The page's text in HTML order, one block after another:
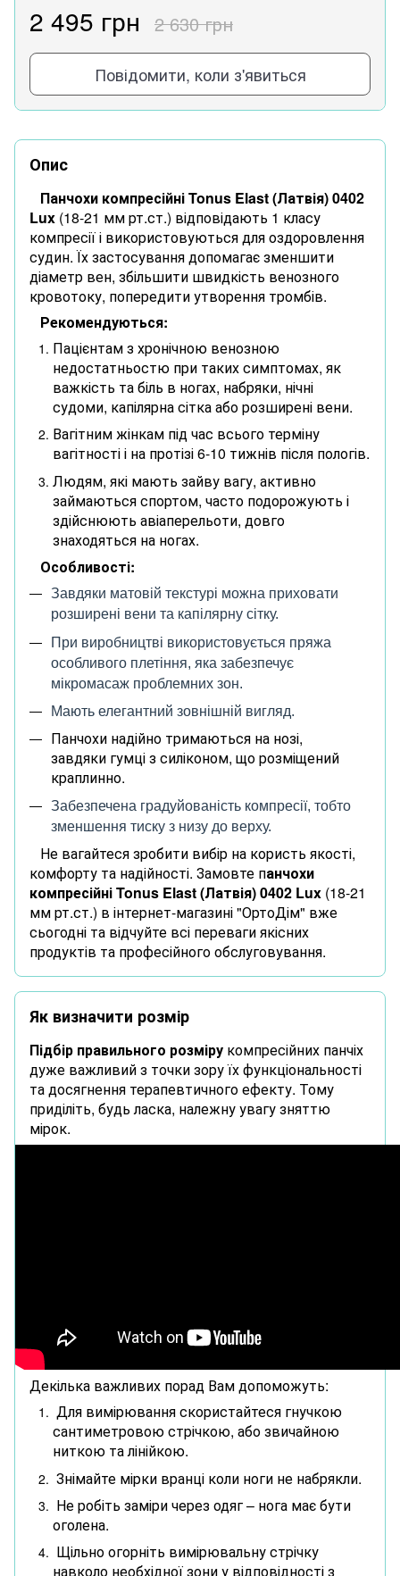
2 495 грн 2 630 грн
Повідомити, коли з'явиться
Опис
Панчохи компресійні Tonus Elast (Латвія) 0402
Lux (18-21 мм рт.ст.) відповідають 1 класу
компресії і використовуються для оздоровлення
судин. Їх застосування допомагає зменшити
діаметр вен, збільшити швидкість венозного
кровотоку, попередити утворення тромбів.
Рекомендуються:
Пацієнтам з хронічною венозною
недостатньостю при таких симптомах, як
важкість та біль в ногах, набряки, нічні
судоми, капілярна сітка або розширені вени.
Вагітним жінкам під час всього терміну
вагітності і на протізі 6-10 тижнів після пологів.
Людям, які мають зайву вагу, активно
займаються спортом, часто подорожують і
здійснюють авіаперельоти, довго
знаходяться на ногах.
Особливості:
Завдяки матовій текстурі можна приховати
розширені вени та капілярну сітку.
При виробництві використовується пряжа
особливого плетіння, яка забезпечує
мікромасаж проблемних зон.
Мають елегантний зовнішній вигляд.
Панчохи надійно тримаються на нозі,
завдяки гумці з силіконом, що розміщений
краплинно.
Забезпечена градуйованість компресії, тобто
зменшення тиску з низу до верху.
Не вагайтеся зробити вибір на користь якості,
комфорту та надійності. Замовте панчохи
компресійні Tonus Elast (Латвія) 0402 Lux (18-21
мм рт.ст.) в інтернет-магазині "ОртоДім" вже
сьогодні та відчуйте всі переваги якісних
продуктів та професійного обслуговування.
Як визначити розмір
Підбір правильного розміру компресійних панчіх
дуже важливий з точки зору їх функціональності
та досягнення терапевтичного ефекту. Тому
приділіть, будь ласка, належну увагу зняттю
мірок.
Декілька важливих порад Вам допоможуть:
Для вимірювання скористайтеся гнучкою
сантиметровою стрічкою, або звичайною
ниткою та лінійкою.
Знімайте мірки вранці коли ноги не набрякли.
Не робіть заміри через одяг – нога має бути
оголена.
Щільно огорніть вимірювальну стрічку
навколо необхідної зони у відповідності з